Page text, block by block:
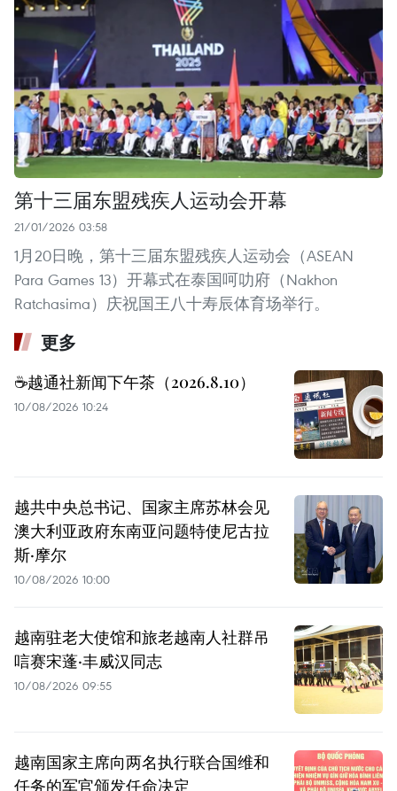
第十三届东盟残疾人运动会开幕
21/01/2026 03:58
1月20日晚，第十三届东盟残疾人运动会（ASEAN
Para Games 13）开幕式在泰国呵叻府（Nakhon
Ratchasima）庆祝国王八十寿辰体育场举行。
更多
☕️越通社新闻下午茶（2026.8.10）
10/08/2026 10:24
越共中央总书记、国家主席苏林会见
澳大利亚政府东南亚问题特使尼古拉
斯·摩尔
10/08/2026 10:00
越南驻老大使馆和旅老越南人社群吊
唁赛宋蓬·丰威汉同志
10/08/2026 09:55
越南国家主席向两名执行联合国维和
任务的军官颁发任命决定